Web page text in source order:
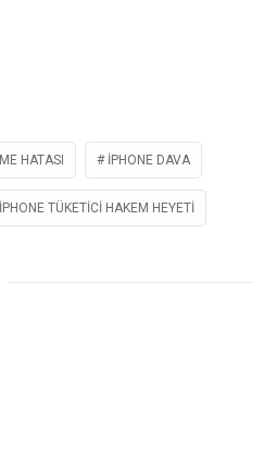
HATASI IPHONE DAVA
IPHONE TÜKETICI HAKEM HEYETI